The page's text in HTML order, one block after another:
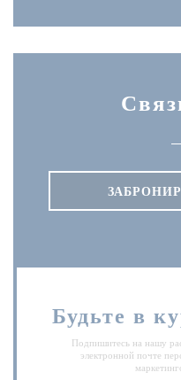
Будьте в
Подпишитесь на нашу
электронной почте